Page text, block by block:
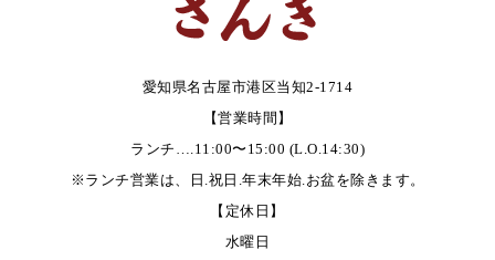
愛知県名古屋市港区当知2-1714
【営業時間】
ランチ….11:00〜15:00 (L.O.14:30)
※ランチ営業は、日.祝日.年末年始.お盆を除きます。
【定休日】
水曜日